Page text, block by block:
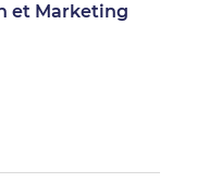
et Marketing